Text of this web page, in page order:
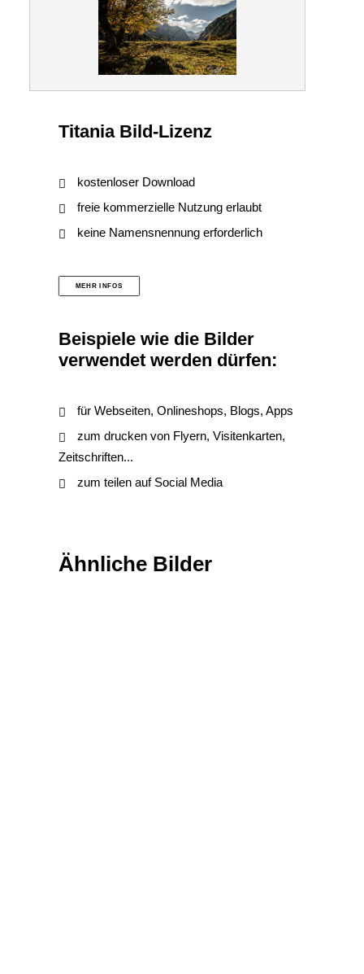
Titania Bild-Lizenz
kostenloser Download
freie kommerzielle Nutzung erlaubt
keine Namensnennung erforderlich
MEHR INFOS
Beispiele wie die Bilder
verwendet werden dürfen:
für Webseiten, Onlineshops, Blogs, Apps
zum drucken von Flyern, Visitenkarten,
Zeitschriften...
zum teilen auf Social Media
Ähnliche Bilder